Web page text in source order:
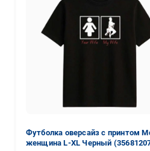
Футболка оверсайз с принтом
женщина L-XL Черный